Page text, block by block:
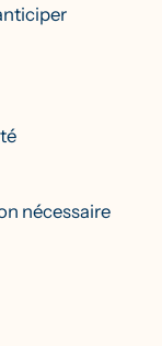
nécessaire